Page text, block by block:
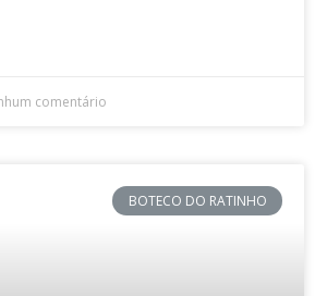
comentário
BOTECO DO RATINHO